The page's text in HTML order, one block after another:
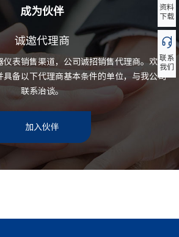
成为伙伴
诚邀代理商
仪表销售渠道，公司诚招销售代理商。欢迎
具备以下代理商基本条件的单位，与我公司
联系治谈。
加入伙伴
资料
下载
联系
我们